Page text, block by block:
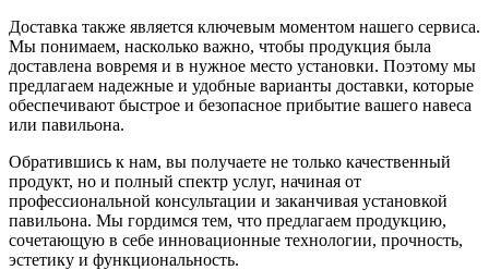
Доставка также является ключевым моментом нашего сервиса.
Мы понимаем, насколько важно, чтобы продукция была
доставлена вовремя и в нужное место установки. Поэтому мы
предлагаем надежные и удобные варианты доставки, которые
обеспечивают быстрое и безопасное прибытие вашего навеса
или павильона.
Обратившись к нам, вы получаете не только качественный
продукт, но и полный спектр услуг, начиная от
профессиональной консультации и заканчивая установкой
павильона. Мы гордимся тем, что предлагаем продукцию,
сочетающую в себе инновационные технологии, прочность,
эстетику и функциональность.